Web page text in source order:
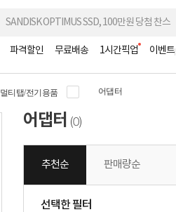
파격할인 무료배송 1시간픽업 이벤트
멀티탭/전기용품 어댑터
어댑터 (0)
추천순 판매량순
선택한 필터